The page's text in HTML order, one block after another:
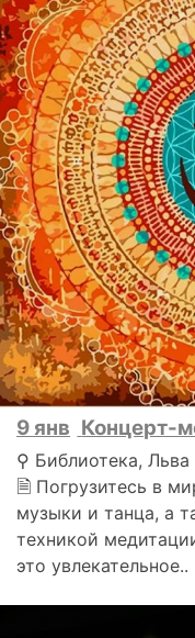
9 янв Концерт-
⚲ Библиотека, Льва
🗎 Погрузитесь в
музыки и танца, а
техникой
это увлекательное..